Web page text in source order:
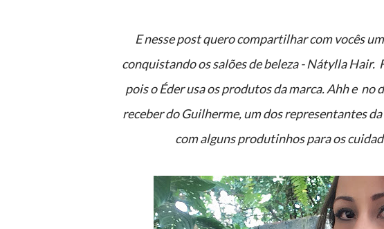
E nesse post quero compartilhar com vocês um pouco mais sobre uma marca nova que está
conquistando os salões de beleza - Nátylla Hair.
pois o Éder usa os produtos da marca. Ahh e no
receber do Guilherme, um dos representantes
com alguns produtinhos para os